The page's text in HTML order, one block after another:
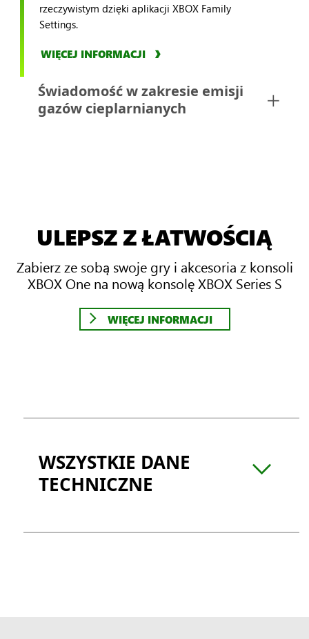
Świadomość w zakresie emisji
gazów cieplarnianych
rzeczywistym dzięki aplikacji XBOX Family
Settings.
WIĘCEJ INFORMACJI
ULEPSZ Z ŁATWOŚCIĄ
Zabierz ze sobą swoje gry i akcesoria z konsoli
XBOX One na nową konsolę XBOX Series S
WIĘCEJ INFORMACJI
WSZYSTKIE DANE
TECHNICZNE